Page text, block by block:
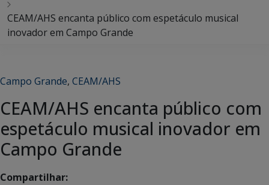
CEAM/AHS encanta público com espetáculo musical
inovador em Campo Grande
Campo Grande, CEAM/AHS
CEAM/AHS encanta público com
espetáculo musical inovador em
Campo Grande
Compartilhar: